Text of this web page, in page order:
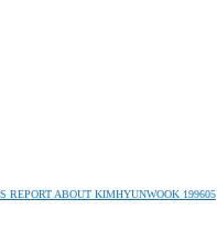
REPORT ABOUT KIMHYUNWOOK 199605